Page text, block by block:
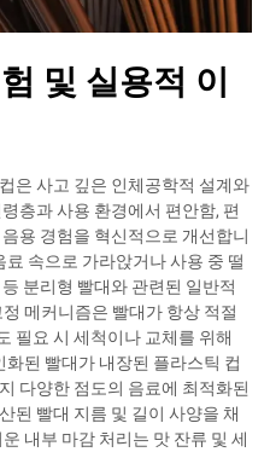
및 실용적 이
은 사고 깊은 인체공학적 설계와
층과 사용 환경에서 편안함, 편
용 경험을 혁신적으로 개선합니
속으로 가라앉거나 사용 중 떨
분리형 빨대와 관련된 일반적
메커니즘은 빨대가 항상 적절
필요 시 세척이나 교체를 위해
된 빨대가 내장된 플라스틱 컵
다양한 점도의 음료에 최적화된
된 빨대 지름 및 길이 사양을 채
내부 마감 처리는 맛 잔류 및 세